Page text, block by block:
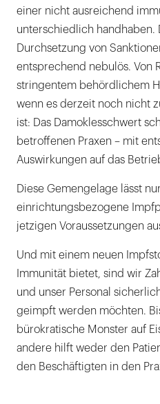
einer nicht ausreichend
unterschiedlich handhaben.
Durchsetzung von
entsprechend nebulös. Von
stringentem behördlichem
wenn es derzeit noch nicht
ist: Das Damoklesschwert
betroffenen Praxen – mit
Auswirkungen auf das
Diese Gemengelage lässt
einrichtungsbezogene
jetzigen Voraussetzungen
Und mit einem neuen
Immunität bietet, sind wir
und unser Personal
geimpft werden möchten.
bürokratische Monster auf
andere hilft weder den
den Beschäftigten in den